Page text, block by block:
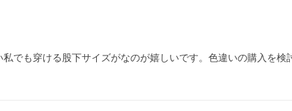
でも穿ける股下サイズがなのが嬉しいです。色違いの購入を